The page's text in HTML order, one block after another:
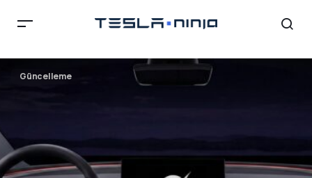
Güncelleme